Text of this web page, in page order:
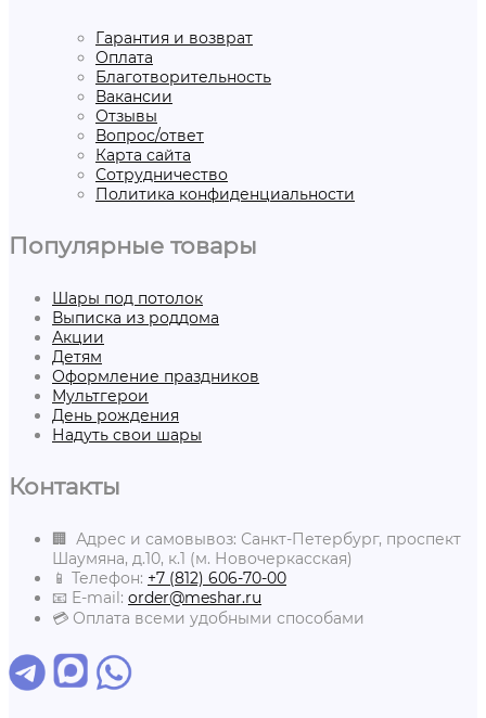
Гарантия и возврат
Оплата
Благотворительность
Вакансии
Отзывы
Вопрос/ответ
Карта сайта
Сотрудничество
Политика конфиденциальности
Популярные товары
Шары под потолок
Выписка из роддома
Акции
Детям
Оформление праздников
Мультгерои
День рождения
Надуть свои шары
Контакты
🏢 Адрес и самовывоз: Санкт-Петербург, проспект
Шаумяна, д.10, к.1 (м. Новочеркасская)
📱 Телефон: +7 (812) 606-70-00
📧 E-mail: order@meshar.ru
💳 Оплата всеми удобными способами